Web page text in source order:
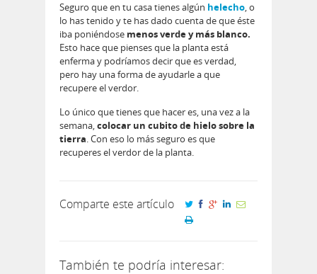
Seguro que en tu casa tienes algún helecho, o
lo has tenido y te has dado cuenta de que éste
iba poniéndose menos verde y más blanco.
Esto hace que pienses que la planta está
enferma y podríamos decir que es verdad,
pero hay una forma de ayudarle a que
recupere el verdor.
Lo único que tienes que hacer es, una vez a la
semana,colocar un cubito de hielo sobre la
tierra. Con eso lo más seguro es que
recuperes el verdor de la planta.
Comparte este artículo
También te podría interesar: